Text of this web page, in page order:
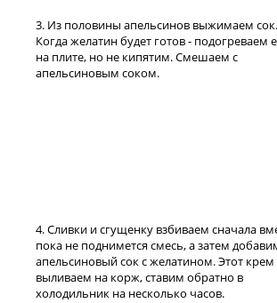
3. Из половины апельсинов выжимаем сок.
Когда желатин будет готов - подогреваем
на плите, но не кипятим. Смешаем с
апельсиновым соком.
4. Сливки и сгущенку взбиваем сначала
пока не поднимется смесь, а затем
апельсиновый сок с желатином. Этот крем
выливаем на корж, ставим обратно в
холодильник на несколько часов.